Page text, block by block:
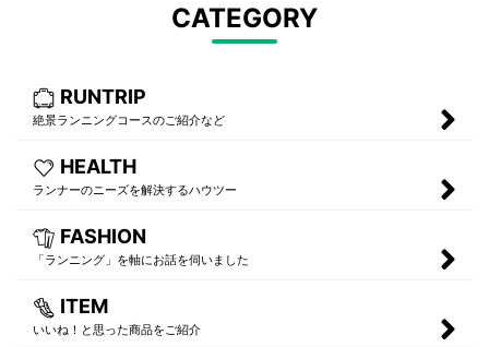
CATEGORY
RUNTRIP
絶景ランニングコースのご紹介など
HEALTH
ランナーのニーズを解決するハウツー
FASHION
「ランニング」を軸にお話を伺いました
ITEM
いいね！と思った商品をご紹介